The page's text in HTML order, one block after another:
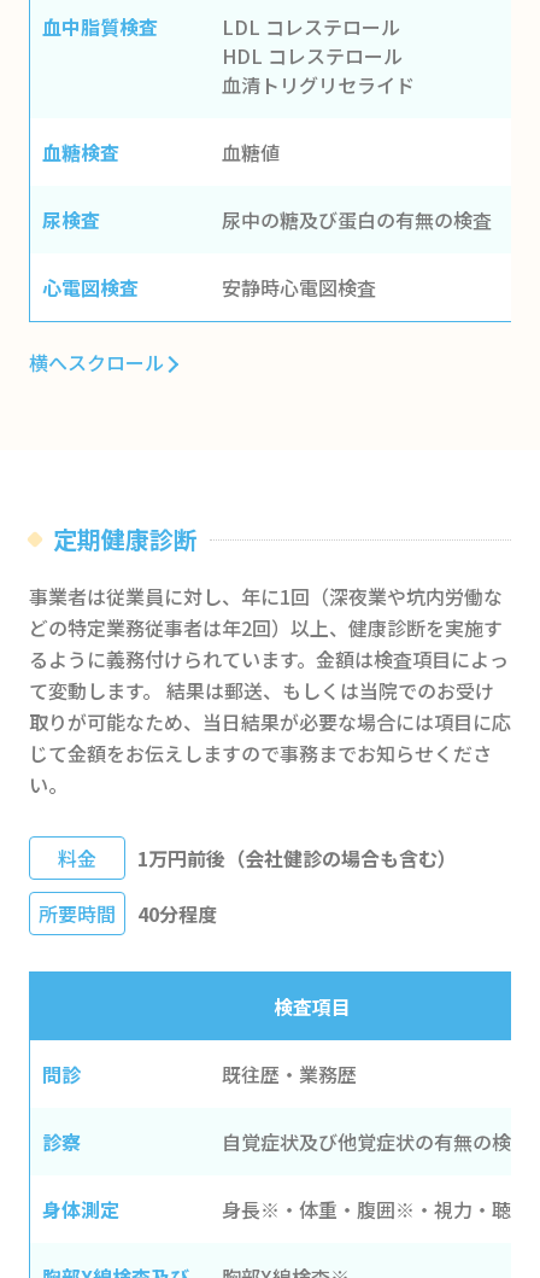
血中脂質検査
LDL コレステロール
HDL コレステロール
血清トリグリセライド
血糖検査 血糖値
尿検査 尿中の糖及び蛋白の有無の検査
心電図検査 安静時心電図検査
横へスクロール
定期健康診断
事業者は従業員に対し、年に1回（深夜業や坑内労働な
どの特定業務従事者は年2回）以上、健康診断を実施す
るように義務付けられています。金額は検査項目によっ
て変動します。 結果は郵送、もしくは当院でのお受け
取りが可能なため、当日結果が必要な場合には項目に応
じて金額をお伝えしますので事務までお知らせくださ
い。
料金
1万円前後（会社健診の場合も含む）
所要時間
40分程度
検査項目
問診 既往歴・業務歴
診察 自覚症状及び他覚症状の有無の検査
身体測定 身長※・体重・腹囲※・視力・聴力